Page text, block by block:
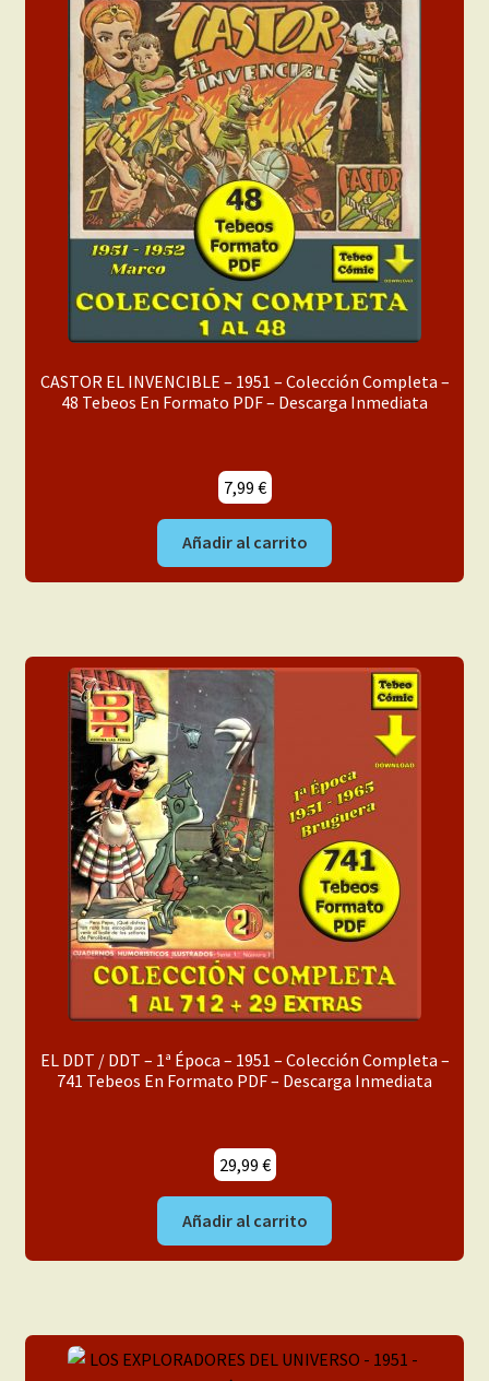
Mi cuenta
CASTOR EL INVENCIBLE – 1951 – Colección Completa –
48 Tebeos En Formato PDF – Descarga Inmediata
7,99 €
Añadir al carrito
EL DDT / DDT – 1ª Época – 1951 – Colección Completa –
741 Tebeos En Formato PDF – Descarga Inmediata
29,99 €
Añadir al carrito